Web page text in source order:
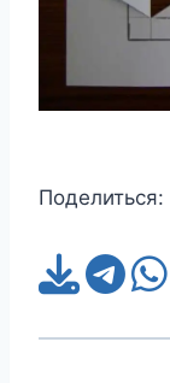
Поделиться: